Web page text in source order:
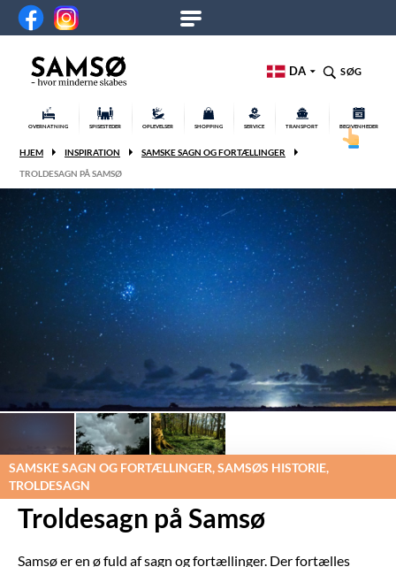
DA SØG
OVERNATNING SPISESTEDER OPLEVELSER SHOPPING SERVICE TRANSPORT BEGIVENHEDER
HJEM INSPIRATION
SAMSKE SAGN OG FORTÆLLINGER
TROLDESAGN PÅ SAMSØ
SAMSKE SAGN OG FORTÆLLINGER, SAMSØS HISTORIE,
TROLDESAGN
Troldesagn på Samsø
Samsø er en ø fuld af sagn og fortællinger. Der fortælles